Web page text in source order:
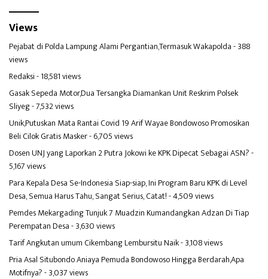
Views
Pejabat di Polda Lampung Alami Pergantian,Termasuk Wakapolda- 388
views
Redaksi- 18,581 views
Gasak Sepeda Motor,Dua Tersangka Diamankan Unit Reskrim Polsek
Sliyeg- 7,532 views
Unik,Putuskan Mata Rantai Covid 19 Arif Wayae Bondowoso Promosikan
Beli Cilok Gratis Masker- 6,705 views
Dosen UNJ yang Laporkan 2 Putra Jokowi ke KPK Dipecat Sebagai ASN?-
5,167 views
Para Kepala Desa Se-Indonesia Siap-siap, Ini Program Baru KPK di Level
Desa, Semua Harus Tahu, Sangat Serius, Catat!- 4,509 views
Pemdes Mekargading Tunjuk 7 Muadzin Kumandangkan Adzan Di Tiap
Perempatan Desa- 3,630 views
Tarif Angkutan umum Cikembang Lembursitu Naik- 3,108 views
Pria Asal Situbondo Aniaya Pemuda Bondowoso Hingga Berdarah,Apa
Motifnya?- 3,037 views